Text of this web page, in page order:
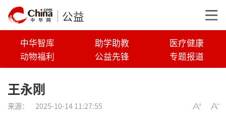
公益
中华智库 助学助教
医疗健康
动物福利
公益先锋 专题报道
王永刚
来源： 2025-10-14 11:27:55